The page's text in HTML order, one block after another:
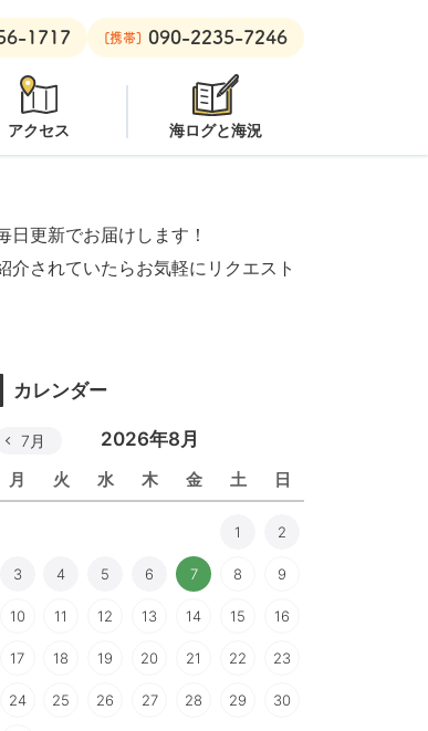
黄金崎ビーチ：オープン 安良里ボート：
プン
1717 [携帯] 090-2235-7246
アクセス 海ログと海況
更新でお届けします！
介されていたらお気軽にリクエスト
カレンダー
2026年8月
月 火 水 木 金 土 日
7月
1 2
3 4 5 6 7 8 9
10 11 12 13 14 15 16
17 18 19 20 21 22 23
24 25 26 27 28 29 30